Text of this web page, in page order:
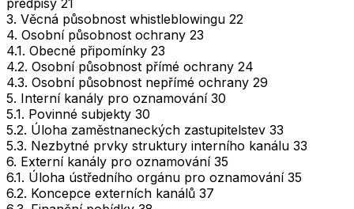
3. Věcná působnost whistleblowingu 22
4. Osobní působnost ochrany 23
4.1. Obecné připomínky 23
4.2. Osobní působnost přímé ochrany 24
4.3. Osobní působnost nepřímé ochrany 29
5. Interní kanály pro oznamování 30
5.1. Povinné subjekty 30
5.2. Úloha zaměstnaneckých zastupitelstev 33
5.3. Nezbytné prvky struktury interního kanálu 33
6. Externí kanály pro oznamování 35
6.1. Úloha ústředního orgánu pro oznamování 35
6.2. Koncepce externích kanálů 37